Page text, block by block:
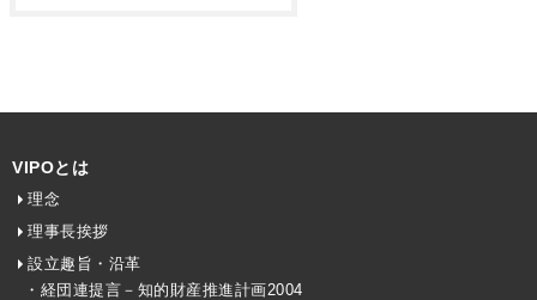
VIPOとは
理念
理事長挨拶
設立趣旨・沿革
・経団連提言－知的財産推進計画2004